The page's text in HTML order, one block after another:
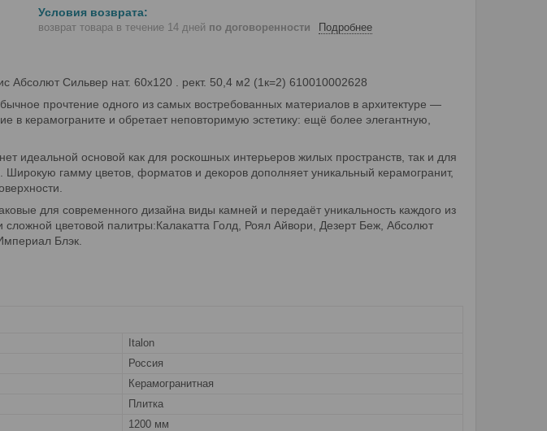
возврат товара в течение 14 дней по договоренности Подробнее
Абсолют Сильвер нат. 60x120 . рект. 50,4 м2 (1к=2) 610010002628
прочтение одного из самых востребованных материалов в архитектуре —
в керамограните и обретает неповторимую эстетику: ещё более элегантную,
идеальной основой как для роскошных интерьеров жилых пространств, так и для
гамму цветов, форматов и декоров дополняет уникальный керамогранит,
для современного дизайна виды камней и передаёт уникальность каждого из
цветовой палитры:Калакатта Голд, Роял Айвори, Дезерт Беж, Абсолют
Блэк.
Italon
Россия
Керамогранитная
Плитка
1200 мм